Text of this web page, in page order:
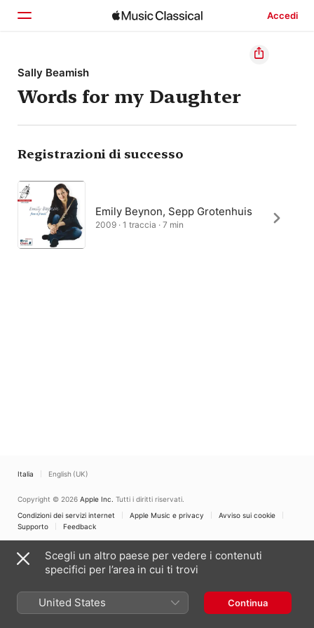
Accedi
Home
Scopri
Cerca
Sally Beamish
Words for my Daughter
Registrazioni di successo
Emily Beynon, Sepp Grotenhuis
2009 · 1 traccia · 7 min
Italia English (UK)
Copyright © 2026 Apple Inc. Tutti i diritti riservati.
Condizioni dei servizi internet
Apple Music e privacy
Avviso sui cookie
Supporto
Feedback
Scegli un altro paese per vedere i contenuti
specifici per l’area in cui ti trovi
United States Continua